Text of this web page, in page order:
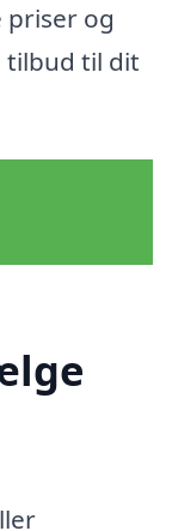
priser og
tilbud til dit